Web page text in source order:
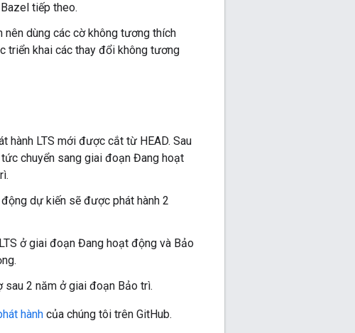
tiếp theo.
dùng các cờ không tương thích
triển khai các thay đổi không tương
hành LTS mới được cắt từ HEAD. Sau
chuyển sang giai đoạn Đang hoạt
dự kiến sẽ được phát hành 2
ở giai đoạn Đang hoạt động và Bảo
sau 2 năm ở giai đoạn Bảo trì.
hành của chúng tôi trên GitHub.